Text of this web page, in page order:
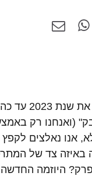
אם נצטרך
(ואנחנו רק
לא, אנו נאלצים
באיזה צד של
היוזמה